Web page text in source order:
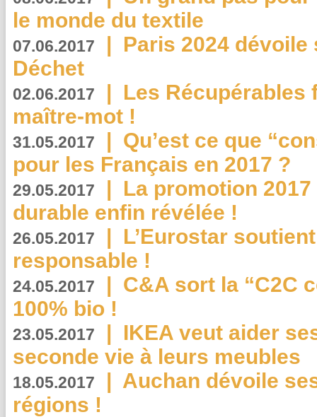
le monde du textile
07.06.2017 | Paris 2024
Déchet
02.06.2017 | Les Récupérables
maître-mot !
31.05.2017 | Qu’est ce que
pour les Français en 2017 ?
29.05.2017 | La promotion
durable enfin révélée !
26.05.2017 | L’Eurostar
responsable !
24.05.2017 | C&A sort la “C2C
100% bio !
23.05.2017 | IKEA veut aider
seconde vie à leurs meubles
18.05.2017 | Auchan dévoile
régions !